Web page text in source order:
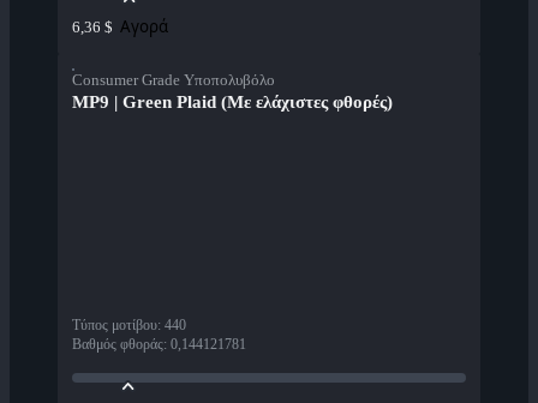
6,36 $ Αγορά
Consumer Grade Υποπολυβόλο
MP9 | Green Plaid (Με ελάχιστες φθορές)
Τύπος μοτίβου: 440
Βαθμός φθοράς: 0,144121781